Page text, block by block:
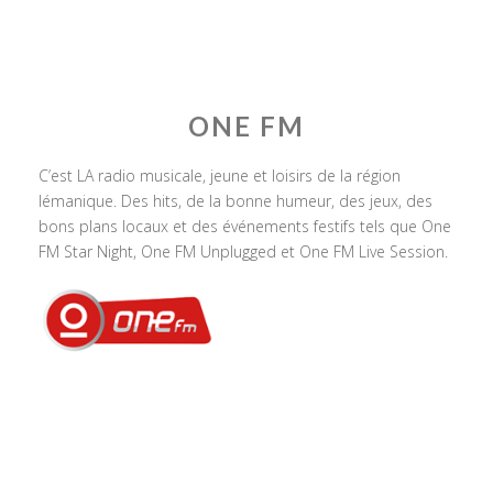
ONE FM
C’est LA radio musicale, jeune et loisirs de la région
lémanique. Des hits, de la bonne humeur, des jeux, des
bons plans locaux et des événements festifs tels que One
FM Star Night, One FM Unplugged et One FM Live Session.